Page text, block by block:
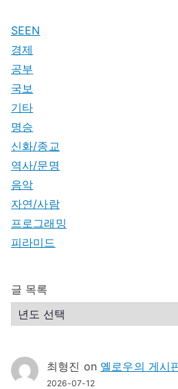
SEEN
경제
공부
국보
기타
명승
신화/종교
역사/문명
음악
자연/사람
프로그래밍
피라미드
글 목록
최형진 on 옐로우의 게시
2026-07-12